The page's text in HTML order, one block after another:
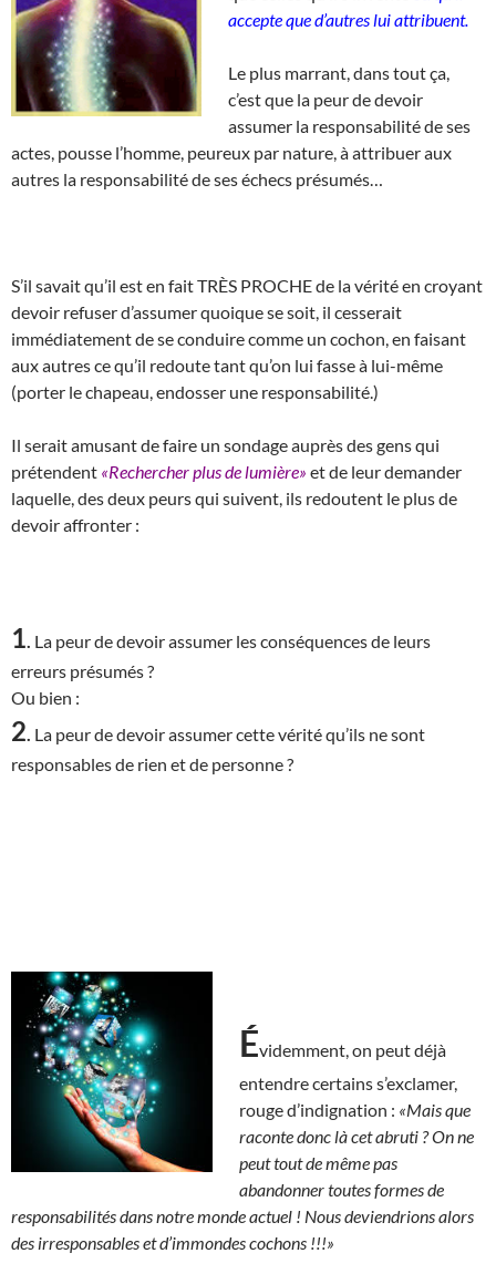
accepte que d’autres lui attribuent.
Le plus marrant, dans tout ça,
c’est que la peur de devoir
assumer la responsabilité de ses
actes, pousse l’homme, peureux par nature, à attribuer aux
autres la responsabilité de ses échecs présumés…
S’il savait qu’il est en fait TRÈS PROCHE de la vérité en croyant
devoir refuser d’assumer quoique se soit, il cesserait
immédiatement de se conduire comme un cochon, en faisant
aux autres ce qu’il redoute tant qu’on lui fasse à lui-même
(porter le chapeau, endosser une responsabilité.)
Il serait amusant de faire un sondage auprès des gens qui
prétendent «Rechercher plus de lumière» et de leur demander
laquelle, des deux peurs qui suivent, ils redoutent le plus de
devoir affronter :
1 La peur de devoir assumer les conséquences de leurs
erreurs présumés ?
Ou bien :
2 La peur de devoir assumer cette vérité qu’ils ne sont
responsables de rien et de personne ?
Évidemment, on peut déjà
entendre certains s’exclamer,
rouge d’indignation : «Mais que
raconte donc là cet abruti ?On ne
peut tout de même pas
abandonner toutes formes de
responsabilités dans notre monde actuel ! Nous deviendrions alors
des irresponsables et d’immondes cochons !!!»